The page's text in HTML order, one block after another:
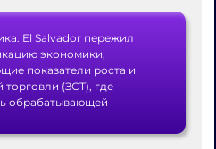
El Salvador пережил
экономики,
показатели роста и
(ЗСТ), где
обрабатывающей